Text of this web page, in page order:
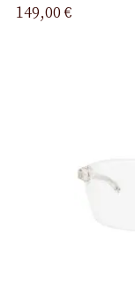
149,00 €